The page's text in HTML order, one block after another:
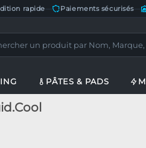
rapide Paiements sécurisés—
PÂTES & PADS